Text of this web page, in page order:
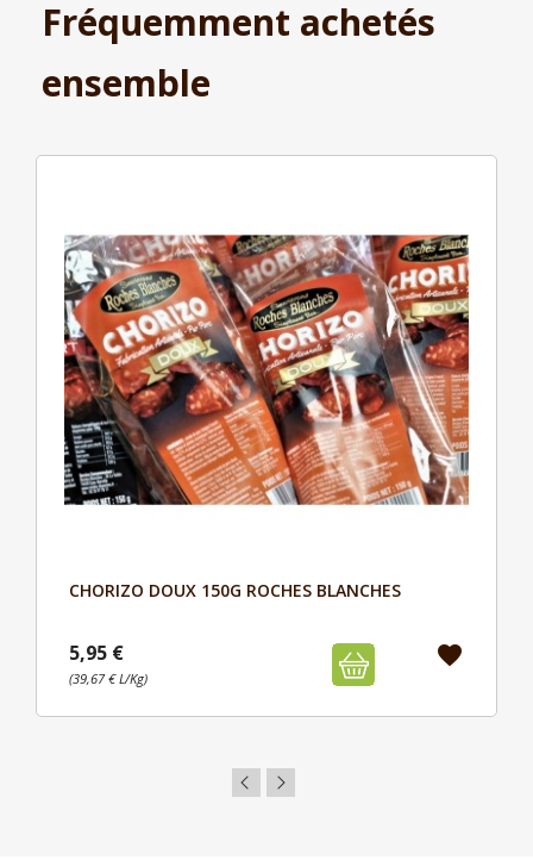
Fréquemment achetés
ensemble
 Aperçu
CHORIZO DOUX 150G ROCHES BLANCHES
5,95 €
(39,67 € L/Kg)
favorite